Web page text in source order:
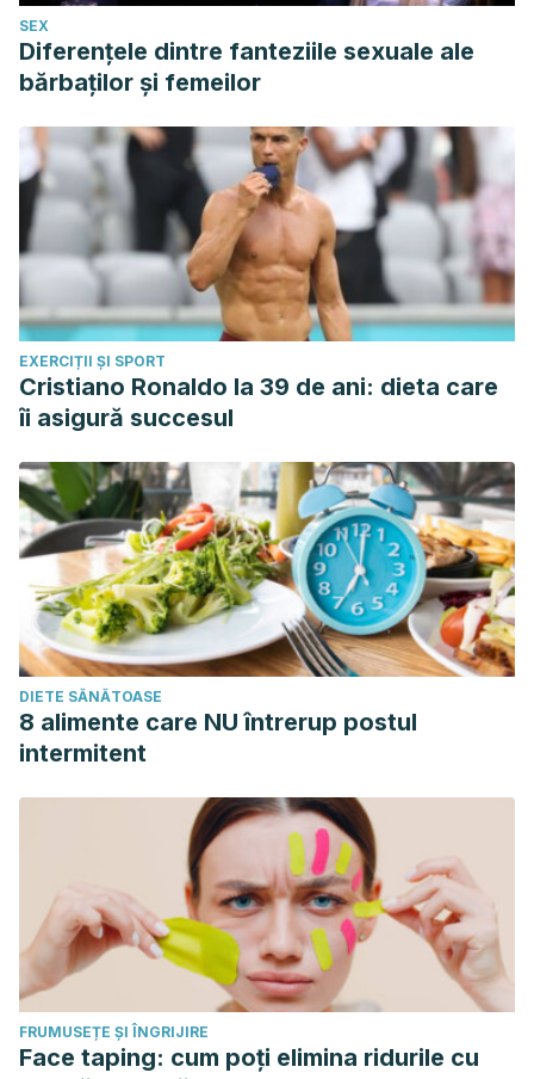
SEX
Diferențele dintre fanteziile sexuale ale
bărbaților și femeilor
EXERCIȚII ȘI SPORT
Cristiano Ronaldo la 39 de ani: dieta care
îi asigură succesul
DIETE SĂNĂTOASE
8 alimente care NU întrerup postul
intermitent
FRUMUSEȚE ȘI ÎNGRIJIRE
Face taping: cum poți elimina ridurile cu